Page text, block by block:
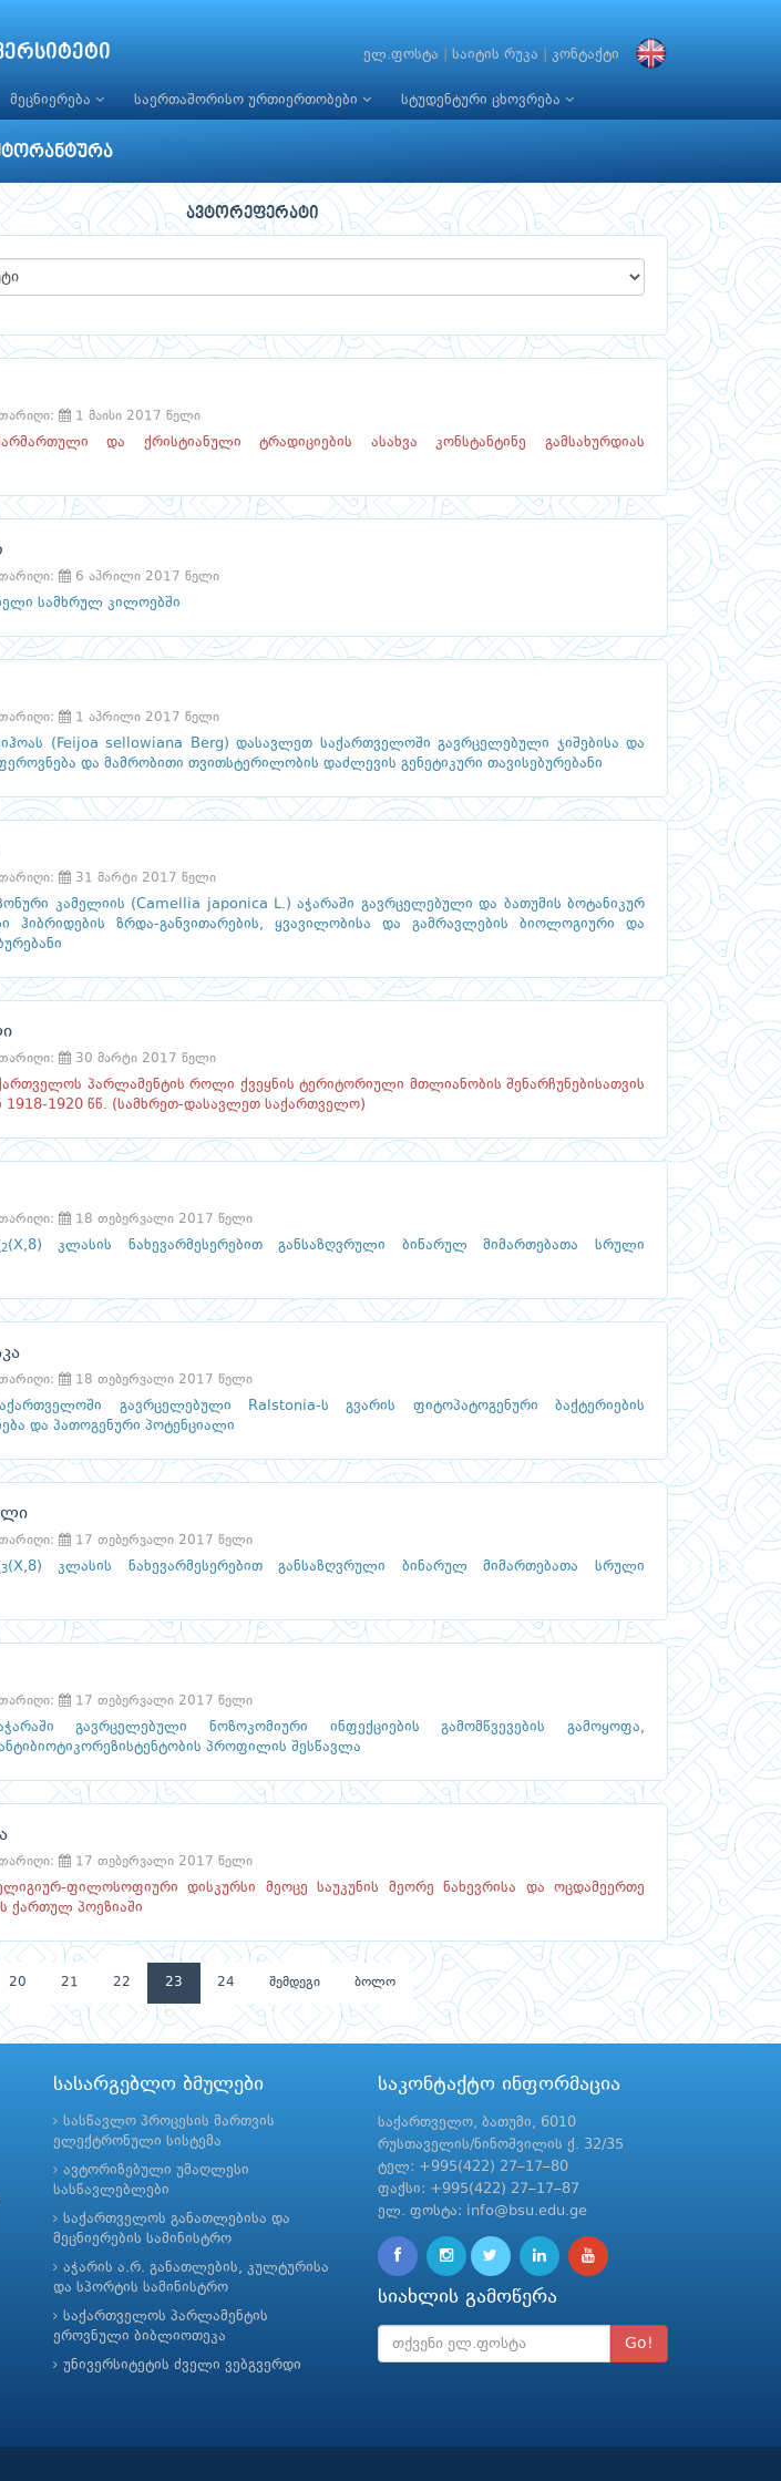
ელ.ფოსტა საიტის რუკა კონტაქტი
მეცნიერება საერთაშორისო ურთიერთობები სტუდენტური ცხოვრება
ავტორეფერატი
1 მაისი 2017 წელი
და ქრისტიანული ტრადიციების ასახვა კონსტანტინე გამსახურდიას
6 აპრილი 2017 წელი
სამხრულ კილოებში
1 აპრილი 2017 წელი
(Feijoa sellowiana Berg) დასავლეთ საქართველოში გავრცელებული ჯიშებისა და
და მამრობითი თვითსტერილობის დაძლევის გენეტიკური თავისებურებანი
31 მარტი 2017 წელი
კამელიის (Camellia japonica L.) აჭარაში გავრცელებული და ბათუმის ბოტანიკურ
ჰიბრიდების ზრდა-განვითარების, ყვავილობისა და გამრავლების ბიოლოგიური და
30 მარტი 2017 წელი
პარლამენტის როლი ქვეყნის ტერიტორიული მთლიანობის შენარჩუნებისათვის
1918-1920 წწ. (სამხრეთ-დასავლეთ საქართველო)
18 თებერვალი 2017 წელი
2(X,8) კლასის ნახევარმესერებით განსაზღვრული ბინარულ მიმართებათა სრული
18 თებერვალი 2017 წელი
გავრცელებული Ralstonia-ს გვარის ფიტოპატოგენური ბაქტერიების
და პათოგენური პოტენციალი
17 თებერვალი 2017 წელი
3(X,8) კლასის ნახევარმესერებით განსაზღვრული ბინარულ მიმართებათა სრული
17 თებერვალი 2017 წელი
გავრცელებული ნოზოკომიური ინფექციების გამომწვევების გამოყოფა,
პროფილის შესწავლა
17 თებერვალი 2017 წელი
ფილოსოფიური დისკურსი მეოცე საუკუნის მეორე ნახევრისა და ოცდამეერთე
ქართულ პოეზიაში
20 21 22 23 24 შემდეგი ბოლო
სასარგებლო ბმულები
სასწავლო პროცესის მართვის
ელექტრონული სისტემა
ავტორიზებული უმაღლესი
სასწავლებლები
საქართველოს განათლებისა და
მეცნიერების სამინისტრო
აჭარის ა.რ. განათლების, კულტურისა
და სპორტის სამინისტრო
საქართველოს პარლამენტის
ეროვნული ბიბლიოთეკა
უნივერსიტეტის ძველი ვებგვერდი
საკონტაქტო ინფორმაცია
საქართველო, ბათუმი, 6010
რუსთაველის/ნინოშვილის ქ. 32/35
ტელ: +995(422) 27–17–80
ფაქსი: +995(422) 27–17–87
ელ. ფოსტა: info@bsu.edu.ge
სიახლის გამოწერა
Go!